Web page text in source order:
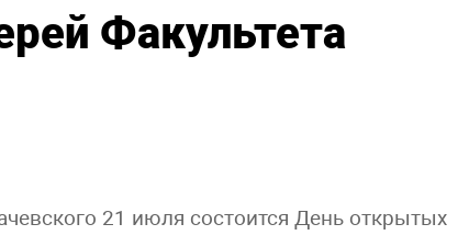
Факультета
21 июля состоится День открытых